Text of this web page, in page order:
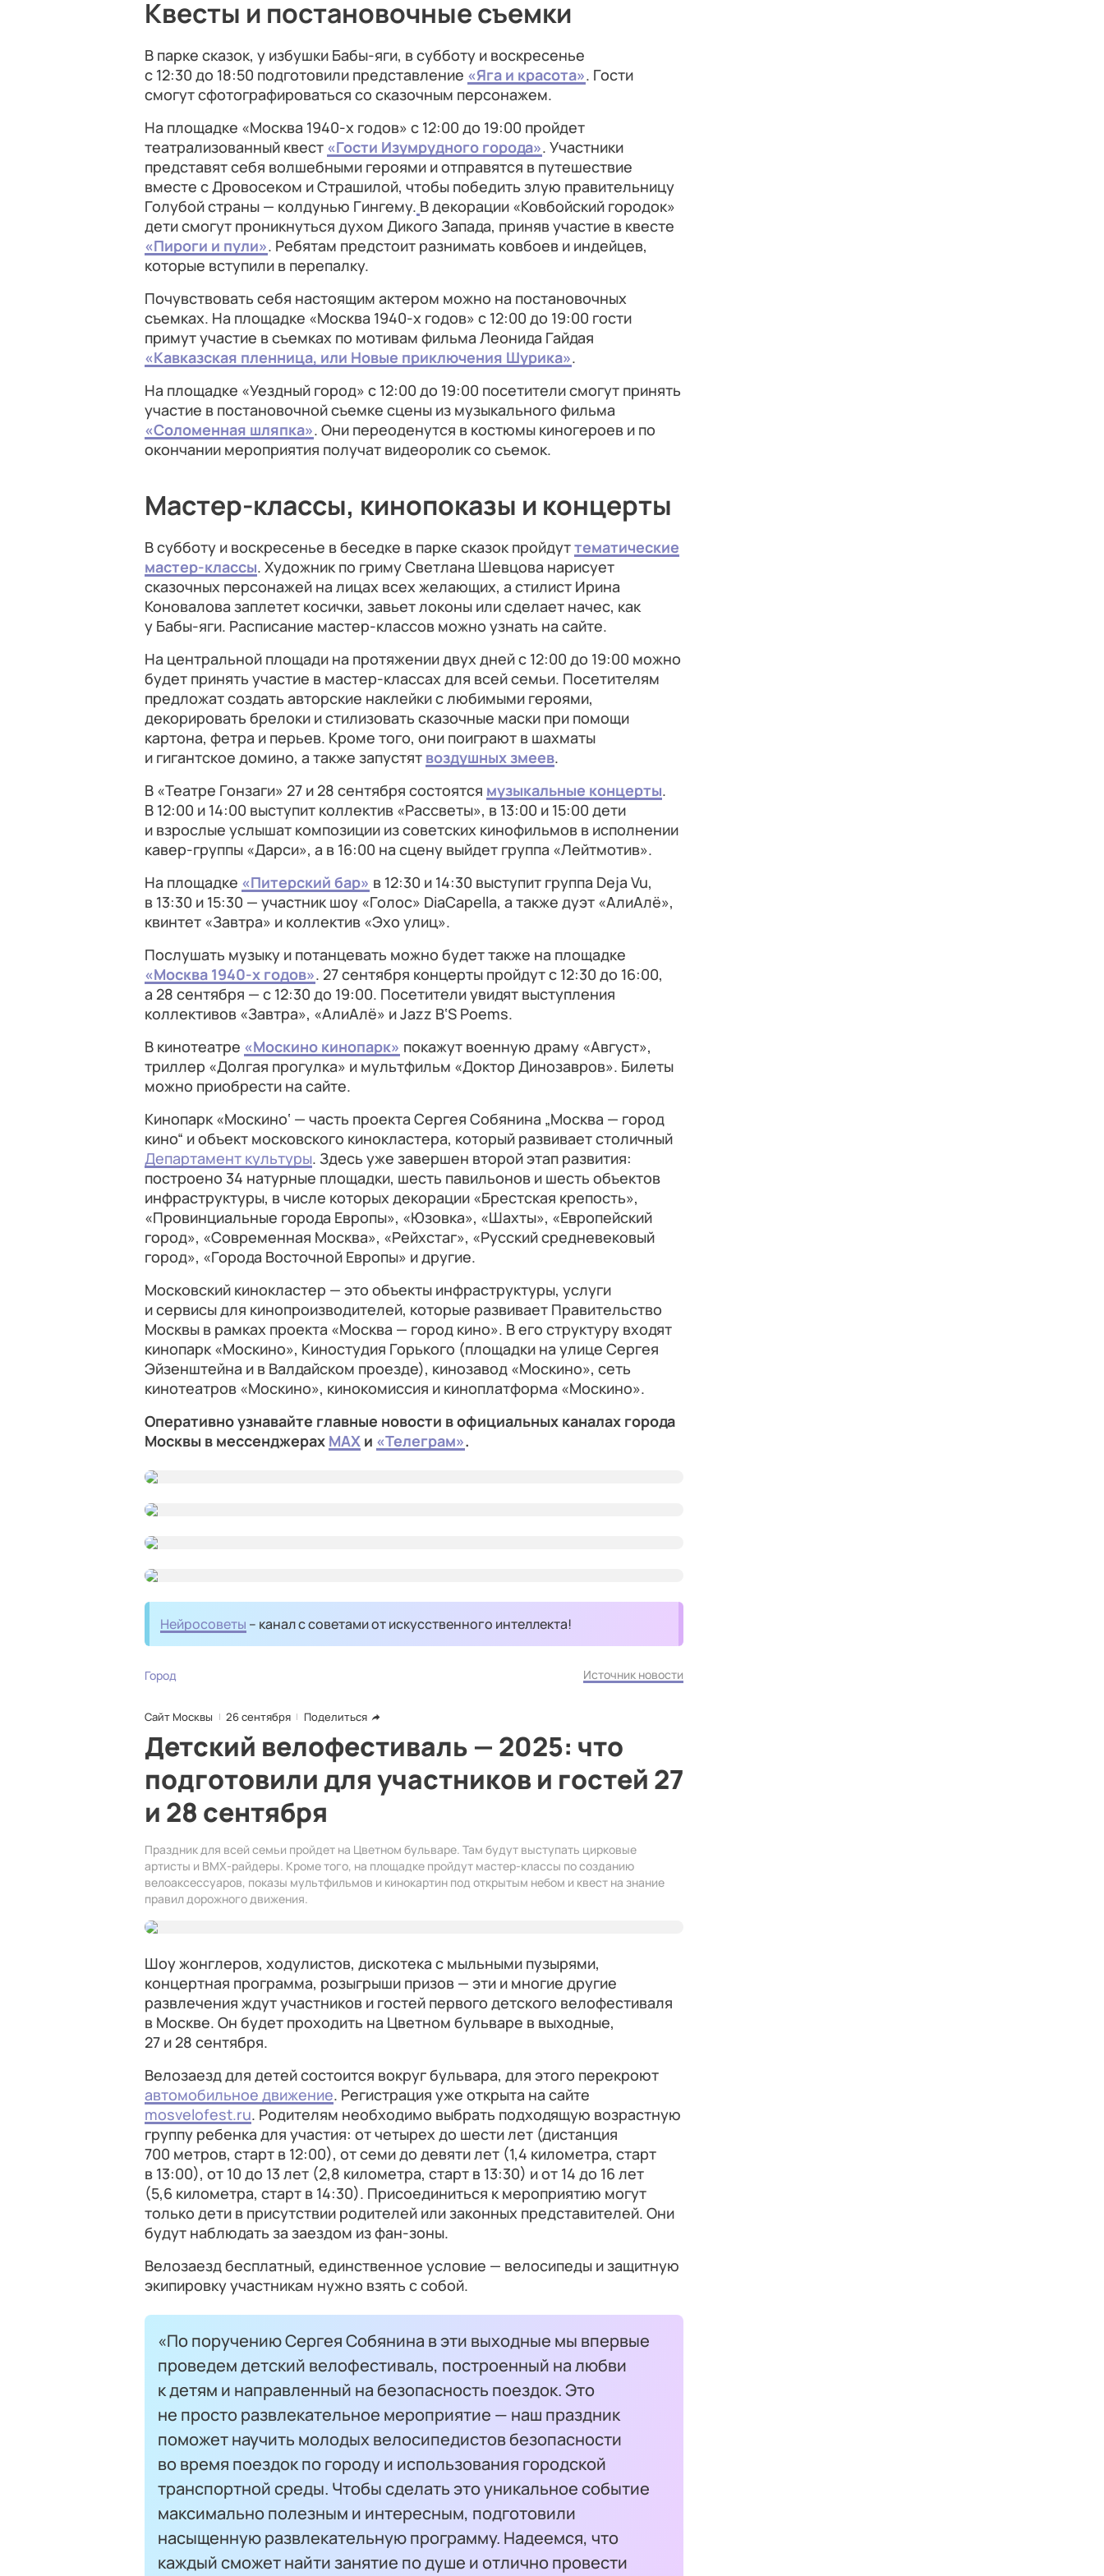
Квесты и постановочные съемки
В парке сказок, у избушки Бабы-яги, в субботу и воскресенье
с 12:30 до 18:50 подготовили представление «Яга и красота». Гости
смогут сфотографироваться со сказочным персонажем.
На площадке «Москва 1940-х годов» с 12:00 до 19:00 пройдет
театрализованный квест «Гости Изумрудного города». Участники
представят себя волшебными героями и отправятся в путешествие
вместе с Дровосеком и Страшилой, чтобы победить злую правительницу
Голубой страны — колдунью Гингему. В декорации «Ковбойский городок»
дети смогут проникнуться духом Дикого Запада, приняв участие в квесте
«Пироги и пули». Ребятам предстоит разнимать ковбоев и индейцев,
которые вступили в перепалку.
Почувствовать себя настоящим актером можно на постановочных
съемках. На площадке «Москва 1940-х годов» с 12:00 до 19:00 гости
примут участие в съемках по мотивам фильма Леонида Гайдая
«Кавказская пленница, или Новые приключения Шурика».
На площадке «Уездный город» с 12:00 до 19:00 посетители смогут принять
участие в постановочной съемке сцены из музыкального фильма
«Соломенная шляпка». Они переоденутся в костюмы киногероев и по
окончании мероприятия получат видеоролик со съемок.
Мастер-классы, кинопоказы и концерты
В субботу и воскресенье в беседке в парке сказок пройдуттематические
мастер-классы. Художник по гриму Светлана Шевцова нарисует
сказочных персонажей на лицах всех желающих, а стилист Ирина
Коновалова заплетет косички, завьет локоны или сделает начес, как
у Бабы-яги. Расписание мастер-классов можно узнать на сайте.
На центральной площади на протяжении двух дней с 12:00 до 19:00 можно
будет принять участие в мастер-классах для всей семьи. Посетителям
предложат создать авторские наклейки с любимыми героями,
декорировать брелоки и стилизовать сказочные маски при помощи
картона, фетра и перьев. Кроме того, они поиграют в шахматы
и гигантское домино, а также запустят воздушных змеев.
В «Театре Гонзаги» 27 и 28 сентября состоятся музыкальные концерты.
В 12:00 и 14:00 выступит коллектив «Рассветы», в 13:00 и 15:00 дети
и взрослые услышат композиции из советских кинофильмов в исполнении
кавер-группы «Дарси», а в 16:00 на сцену выйдет группа «Лейтмотив».
На площадке «Питерский бар» в 12:30 и 14:30 выступит группа Deja Vu,
в 13:30 и 15:30 — участник шоу «Голос» DiaCapella, а также дуэт «АлиАлё»,
квинтет «Завтра» и коллектив «Эхо улиц».
Послушать музыку и потанцевать можно будет также на площадке
«Москва 1940-х годов». 27 сентября концерты пройдут с 12:30 до 16:00,
а 28 сентября — с 12:30 до 19:00. Посетители увидят выступления
коллективов «Завтра», «АлиАлё» и Jazz B‘S Poems.
В кинотеатре «Москино кинопарк» покажут военную драму «Август»,
триллер «Долгая прогулка» и мультфильм «Доктор Динозавров». Билеты
можно приобрести на сайте.
Кинопарк «Москино‘ — часть проекта Сергея Собянина „Москва — город
кино“ и объект московского кинокластера, который развивает столичный
Департамент культуры. Здесь уже завершен второй этап развития:
построено 34 натурные площадки, шесть павильонов и шесть объектов
инфраструктуры, в числе которых декорации «Брестская крепость»,
«Провинциальные города Европы», «Юзовка», «Шахты», «Европейский
город», «Современная Москва», «Рейхстаг», «Русский средневековый
город», «Города Восточной Европы» и другие.
Московский кинокластер — это объекты инфраструктуры, услуги
и сервисы для кинопроизводителей, которые развивает Правительство
Москвы в рамках проекта «Москва — город кино». В его структуру входят
кинопарк «Москино», Киностудия Горького (площадки на улице Сергея
Эйзенштейна и в Валдайском проезде), кинозавод «Москино», сеть
кинотеатров «Москино», кинокомиссия и киноплатформа «Москино».
Оперативно узнавайте главные новости в официальных каналах города
Москвы в мессенджерах MAX и «Телеграм».
Нейросоветы – канал с советами от искусственного интеллекта!
Город Источник новости
Сайт Москвы 26 сентября Поделиться
Детский велофестиваль — 2025: что
подготовили для участников и гостей 27
и 28 сентября
Праздник для всей семьи пройдет на Цветном бульваре. Там будут выступать цирковые
артисты и BMX-райдеры. Кроме того, на площадке пройдут мастер-классы по созданию
велоаксессуаров, показы мультфильмов и кинокартин под открытым небом и квест на знание
правил дорожного движения.
Шоу жонглеров, ходулистов, дискотека с мыльными пузырями,
концертная программа, розыгрыши призов — эти и многие другие
развлечения ждут участников и гостей первого детского велофестиваля
в Москве. Он будет проходить на Цветном бульваре в выходные,
27 и 28 сентября.
Велозаезд для детей состоится вокруг бульвара, для этого перекроют
автомобильное движение. Регистрация уже открыта на сайте
mosvelofest.ru. Родителям необходимо выбрать подходящую возрастную
группу ребенка для участия: от четырех до шести лет (дистанция
700 метров, старт в 12:00), от семи до девяти лет (1,4 километра, старт
в 13:00), от 10 до 13 лет (2,8 километра, старт в 13:30) и от 14 до 16 лет
(5,6 километра, старт в 14:30). Присоединиться к мероприятию могут
только дети в присутствии родителей или законных представителей. Они
будут наблюдать за заездом из фан-зоны.
Велозаезд бесплатный, единственное условие — велосипеды и защитную
экипировку участникам нужно взять с собой.
«По поручению Сергея Собянина в эти выходные мы впервые
проведем детский велофестиваль, построенный на любви
к детям и направленный на безопасность поездок. Это
не просто развлекательное мероприятие — наш праздник
поможет научить молодых велосипедистов безопасности
во время поездок по городу и использования городской
транспортной среды. Чтобы сделать это уникальное событие
максимально полезным и интересным, подготовили
насыщенную развлекательную программу. Надеемся, что
каждый сможет найти занятие по душе и отлично провести